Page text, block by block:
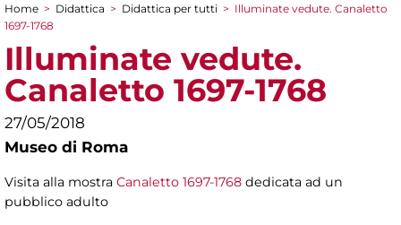
Tu sei qui
Home > Didattica > Didattica per tutti > Illuminate vedute. Canaletto
1697-1768
Illuminate vedute.
Canaletto 1697-1768
27/05/2018
Museo di Roma
Visita alla mostra Canaletto 1697-1768 dedicata ad un
pubblico adulto